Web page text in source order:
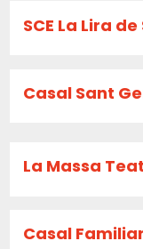
SCE La Lira
Casal Sant
La Massa
Casal